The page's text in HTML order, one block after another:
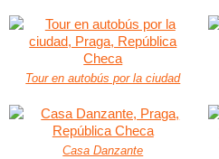
Tour en autobús por la ciudad
Casa Danzante